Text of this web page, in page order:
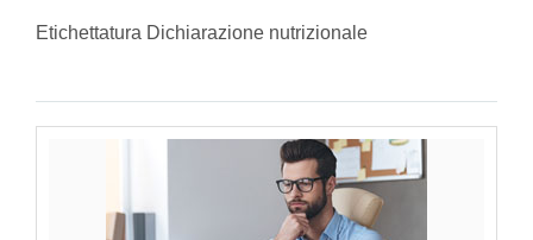
Etichettatura Dichiarazione nutrizionale